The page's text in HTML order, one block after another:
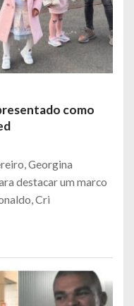
como
Georgina
destacar um marco
Cri